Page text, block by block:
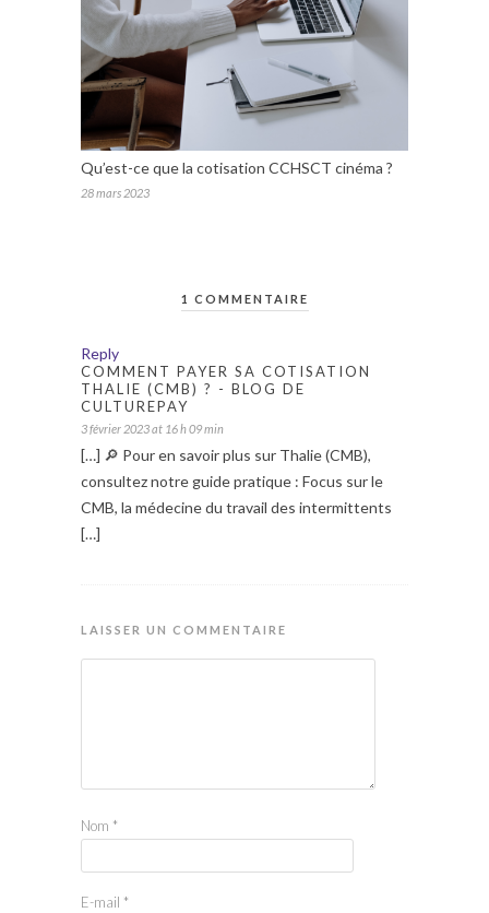
Qu’est-ce que la cotisation CCHSCT cinéma ?
28 mars 2023
1 COMMENTAIRE
Reply
COMMENT PAYER SA COTISATION
THALIE (CMB) ? - BLOG DE
CULTUREPAY
3 février 2023 at 16 h 09 min
[…] 🔎 Pour en savoir plus sur Thalie (CMB),
consultez notre guide pratique : Focus sur le
CMB, la médecine du travail des intermittents
[…]
LAISSER UN COMMENTAIRE
Nom *
E-mail *